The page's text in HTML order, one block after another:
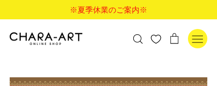
※夏季休業のご案内※
検索